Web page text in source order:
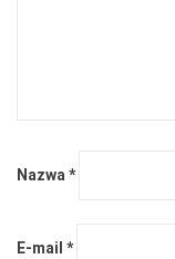
Nazwa*
E-mail *